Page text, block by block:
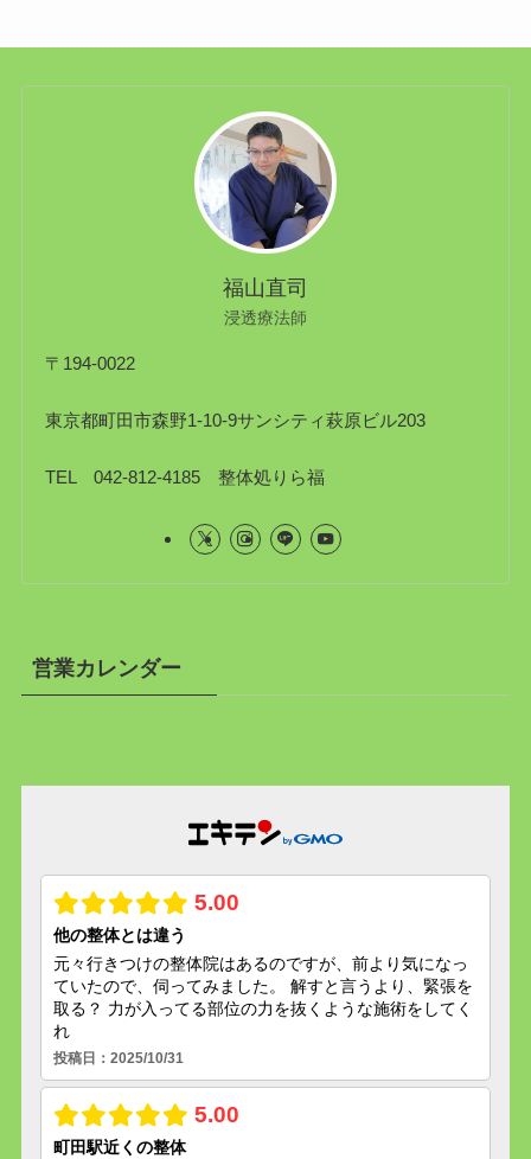
福山直司
浸透療法師
〒194-0022
東京都町田市森野1-10-9サンシティ萩原ビル203
TEL 042-812-4185 整体処りら福
営業カレンダー